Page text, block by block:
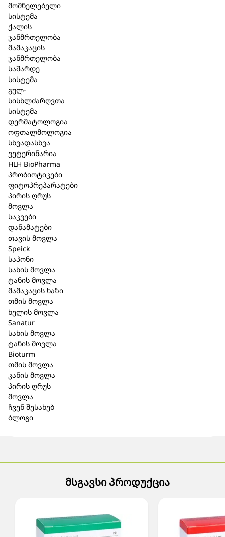
მომნელებელი
სისტემა
ქალის
ჯანმრთელობა
მამაკაცის
ჯანმრთელობა
საშარდე
სისტემა
გულ-
სისხლძარღვთა
სისტემა
დერმატოლოგია
ოფთალმოლოგია
სხვადასხვა
ვეტერინარია
HLH BioPharma
პრობიოტიკები
ფიტოპრეპარატები
პირის ღრუს
მოვლა
საკვები
დანამატები
თავის მოვლა
Speick
საპონი
სახის მოვლა
ტანის მოვლა
მამაკაცის ხაზი
თმის მოვლა
ხელის მოვლა
Sanatur
სახის მოვლა
ტანის მოვლა
Bioturm
თმის მოვლა
კანის მოვლა
პირის ღრუს
მოვლა
ჩვენ შესახებ
ბლოგი
მიღების
მოზრდილები და ბავშვები 12 წლის ზემოთ: – 1
ამპულა 1.1 მლ 1-3-ჯერ კვირაში კუნთში, კანქვეშ,
კანში, აუცილებლობისას ვენაში,
(პერიარტიკულარულად, პარავერტებრალურად),
მწვავე მდგომარეობისას ყოველდღე.
უკუჩვენება
მგრძნობელობა პრეპარატის რომელიმე
შემადგენელი კომპონენტის მიმართ.
ორსულობა /
კონსულტაციის შემდეგ გამოიყენება;
გვერდითი ეფექტი:
შესაძლებელია ინდივიდუალური მგრძნობელობის
გამოვლინება პრეპარატის რომელიმე
შემადგენელი კომპონენტის მიმართ გარდამავალი
ალერგიული რეაქციის სახით – კანზე გამონაყარი,
ან ქავილი. ამ დროს პრეპარატის მიღება დროებით
უნდა შეწყდეს და მიმართოთ ექიმს.
სხვა
აღენიშნება და არც არის მოსალოდნელი
ჰომეოპათიური განზავების გამო.
ვარგისიანობის
შენახვის
პირდაპირი ზემოქმედებისაგნ დაცულ მშრალ,
ბავშვებისთვის მიუწვდომელ ადგილას, 15˚- 25˚C
ტემპერატურამდე.
აფთიაქიდან
გაიცემა ურეცეპტოდ.
მწარმოებელი:
(Biologische Heilmittel Heel GmbH
76532 ბადენ–ბადენი, გერმანია
დ-რ რეკევეგის ქუჩა 2-4.
წარმომადგენელი:
შ.პ.ს ბიომედიკა
ა. პოლიტოვსკაიას ქ.#38
0186 თბილისი, საქართველო
+995 32 215 91 15
მსგავსი პროდუქცია